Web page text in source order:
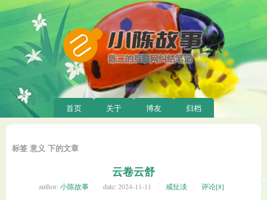
首页 关于 博友 归档
标签 意义 下的文章
云卷云舒
author: 小陈故事 date: 2024-11-11 咸扯淡 评论[8]